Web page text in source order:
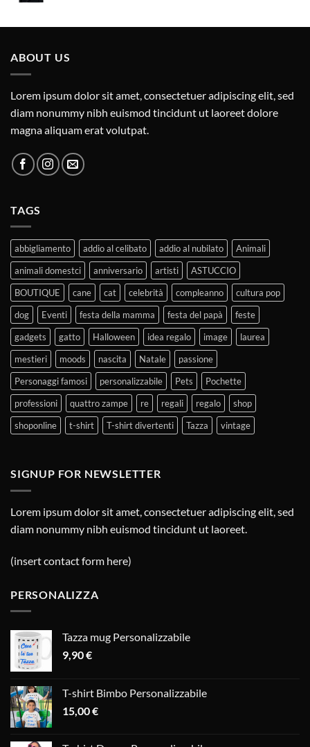
ABOUT US
Lorem ipsum dolor sit amet, consectetuer adipiscing elit, sed
diam nonummy nibh euismod tincidunt ut laoreet dolore
magna aliquam erat volutpat.
TAGS
abbigliamento addio al celibato addio al nubilato
Animali
animali domestci
anniversario artisti
ASTUCCIO
BOUTIQUE
cane cat celebrità compleanno
cultura pop
dog
Eventi festa della mamma festa del papà
feste
gadgets
gatto Halloween idea regalo image
laurea
mestieri
moods nascita Natale
passione
Personaggi famosi
personalizzabile Pets
Pochette
professioni
quattro zampe re regali regalo
shop
shoponline
t-shirt T-shirt divertenti Tazza vintage
SIGNUP FOR NEWSLETTER
Lorem ipsum dolor sit amet, consectetuer adipiscing elit, sed
diam nonummy nibh euismod tincidunt ut laoreet.
(insert contact form here)
PERSONALIZZA
Tazza mug Personalizzabile
9,90€
T-shirt Bimbo Personalizzabile
15,00€